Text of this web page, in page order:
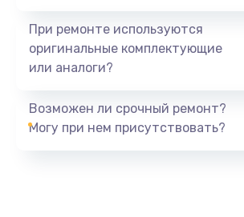
При ремонте используются
оригинальные комплектующие
или аналоги?
Возможен ли срочный ремонт?
Могу при нем присутствовать?